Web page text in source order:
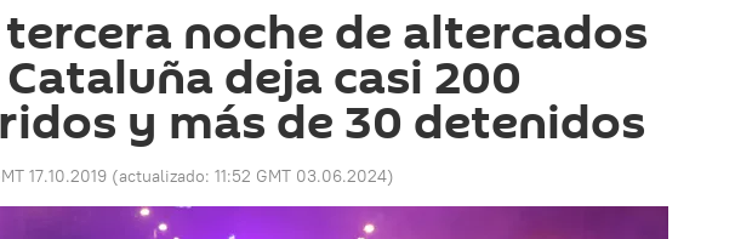
tercera noche de altercados
deja casi 200
y más de 30 detenidos
17.10.2019 (actualizado: 11:52 GMT 03.06.2024)